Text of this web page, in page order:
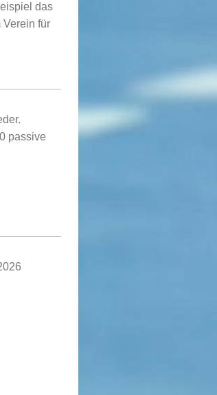
das
Verein für
passive